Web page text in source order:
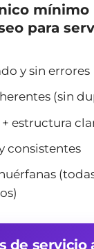
mínimo
para
y sin errores
(sin
estructura
consistentes
de servicio